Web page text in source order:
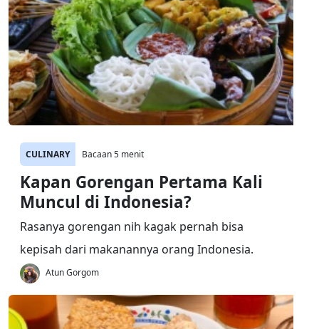
CULINARY Bacaan 5 menit
Kapan Gorengan Pertama Kali
Muncul di Indonesia?
Rasanya gorengan nih kagak pernah bisa
kepisah dari makanannya orang Indonesia.
Atun Gorgom